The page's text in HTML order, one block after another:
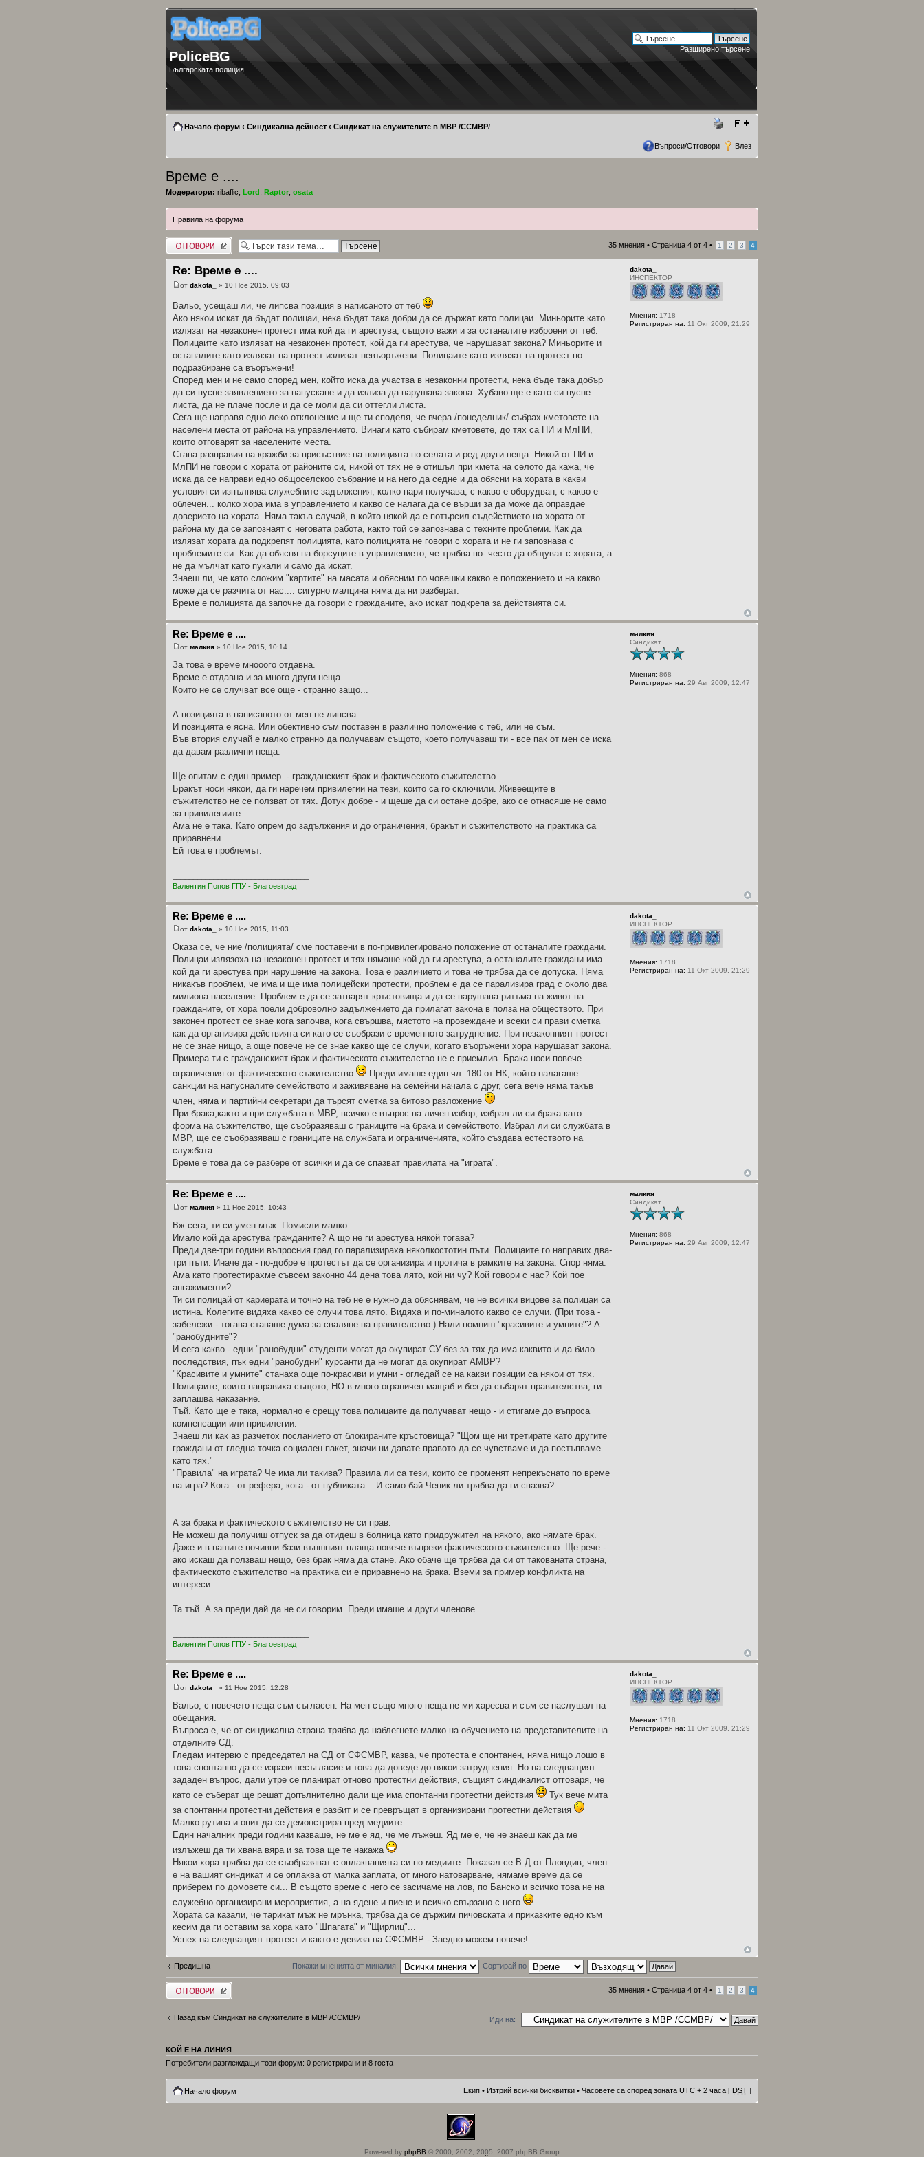
PoliceBG
Българската полиция
Разширено търсене
Начало форум ‹ Синдикална дейност ‹ Синдикат на служителите в МВР /ССМВР/
Въпроси/Отговори Влез
Време е ....
Модератори: ribaflic Lord Raptor osata
Правила на форума
Добави отговор 35 мнения • Страница 4 от 4 • 1 2 3 4
Re: Време е ....
от dakota_ » 10 Ное 2015, 09:03
Вальо, усещаш ли, че липсва позиция в написаното от теб
Ако някои искат да бъдат полицаи, нека бъдат така добри да се държат като полицаи. Миньорите като
излязат на незаконен протест има кой да ги арестува, същото важи и за останалите изброени от теб.
Полицаите като излязат на незаконен протест, кой да ги арестува, че нарушават закона? Миньорите и
останалите като излязат на протест излизат невъоръжени. Полицаите като излязат на протест по
подразбиране са въоръжени!
Според мен и не само според мен, който иска да участва в незаконни протести, нека бъде така добър
да си пусне заявлението за напускане и да излиза да нарушава закона. Хубаво ще е като си пусне
листа, да не плаче после и да се моли да си оттегли листа.
Сега ще направя едно леко отклонение и ще ти споделя, че вчера /понеделник/ събрах кметовете на
населени места от района на управлението. Винаги като събирам кметовете, до тях са ПИ и МлПИ,
които отговарят за населените места.
Стана разправия на кражби за присъствие на полицията по селата и ред други неща. Никой от ПИ и
МлПИ не говори с хората от районите си, никой от тях не е отишъл при кмета на селото да кажа, че
иска да се направи едно общоселскоо събрание и на него да седне и да обясни на хората в какви
условия си изпълнява служебните задължения, колко пари получава, с какво е оборудван, с какво е
облечен... колко хора има в управлението и какво се налага да се върши за да може да оправдае
доверието на хората. Няма такъв случай, в който някой да е потърсил съдействието на хората от
района му да се запознаят с неговата работа, както той се запознава с техните проблеми. Как да
излязат хората да подкрепят полицията, като полицията не говори с хората и не ги запознава с
проблемите си. Как да обясня на борсуците в управлението, че трябва по- често да общуват с хората, а
не да мълчат като пукали и само да искат.
Знаеш ли, че като сложим "картите" на масата и обясним по човешки какво е положението и на какво
може да се разчита от нас.... сигурно малцина няма да ни разберат.
Време е полицията да започне да говори с гражданите, ако искат подкрепа за действията си.
dakota_
ИНСПЕКТОР
Мнения: 1718
Регистриран на: 11 Окт 2009, 21:29
Re: Време е ....
от малкия » 10 Ное 2015, 10:14
За това е време мнооого отдавна.
Време е отдавна и за много други неща.
Които не се случват все още - странно защо...
А позицията в написаното от мен не липсва.
И позицията е ясна. Или обективно съм поставен в различно положение с теб, или не съм.
Във втория случай е малко странно да получавам същото, което получаваш ти - все пак от мен се иска
да давам различни неща.
Ще опитам с един пример. - гражданският брак и фактическото съжителство.
Бракът носи някои, да ги наречем привилегии на тези, които са го сключили. Живеещите в
съжителство не се ползват от тях. Дотук добре - и щеше да си остане добре, ако се отнасяше не само
за привилегиите.
Ама не е така. Като опрем до задължения и до ограничения, бракът и съжителството на практика са
приравнени.
Ей това е проблемът.
Валентин Попов ГПУ - Благоевград
малкия
Синдикат
Мнения: 868
Регистриран на: 29 Авг 2009, 12:47
Re: Време е ....
от dakota_ » 10 Ное 2015, 11:03
Оказа се, че ние /полицията/ сме поставени в по-привилегировано положение от останалите граждани.
Полицаи излязоха на незаконен протест и тях нямаше кой да ги арестува, а останалите граждани има
кой да ги арестува при нарушение на закона. Това е различието и това не трябва да се допуска. Няма
никакъв проблем, че има и ще има полицейски протести, проблем е да се парализира град с около два
милиона население. Проблем е да се затварят кръстовища и да се нарушава ритъма на живот на
гражданите, от хора поели доброволно задължението да прилагат закона в полза на обществото. При
законен протест се знае кога започва, кога свършва, мястото на провеждане и всеки си прави сметка
как да организира действията си като се съобрази с временното затруднение. При незаконният протест
не се знае нищо, а още повече не се знае какво ще се случи, когато въоръжени хора нарушават закона.
Примера ти с гражданският брак и фактическото съжителство не е приемлив. Брака носи повече
ограничения от фактическото съжителство
Преди имаше един чл. 180 от НК, който налагаше
санкции на напусналите семейството и заживяване на семейни начала с друг, сега вече няма такъв
член, няма и партийни секретари да търсят сметка за битово разложение
При брака,както и при службата в МВР, всичко е въпрос на личен избор, избрал ли си брака като
форма на съжителство, ще съобразяваш с границите на брака и семейството. Избрал ли си службата в
МВР, ще се съобразяваш с границите на службата и ограниченията, който създава естеството на
службата.
Време е това да се разбере от всички и да се спазват правилата на "играта".
dakota_
ИНСПЕКТОР
Мнения: 1718
Регистриран на: 11 Окт 2009, 21:29
Re: Време е ....
от малкия » 11 Ное 2015, 10:43
Вж сега, ти си умен мъж. Помисли малко.
Имало кой да арестува гражданите? А що не ги арестува някой тогава?
Преди две-три години въпросния град го парализираха няколкостотин пъти. Полицаите го направих два-
три пъти. Иначе да - по-добре е протестът да се организира и протича в рамките на закона. Спор няма.
Ама като протестирахме съвсем законно 44 дена това лято, кой ни чу? Кой говори с нас? Кой пое
ангажименти?
Ти си полицай от кариерата и точно на теб не е нужно да обяснявам, че не всички вицове за полицаи са
истина. Колегите видяха какво се случи това лято. Видяха и по-миналото какво се случи. (При това -
забележи - тогава ставаше дума за сваляне на правителство.) Нали помниш "красивите и умните"? А
"ранобудните"?
И сега какво - едни "ранобудни" студенти могат да окупират СУ без за тях да има каквито и да било
последствия, пък едни "ранобудни" курсанти да не могат да окупират АМВР?
"Красивите и умните" станаха още по-красиви и умни - огледай се на какви позиции са някои от тях.
Полицаите, които направиха същото, НО в много ограничен мащаб и без да събарят правителства, ги
заплашва наказание.
Тъй. Като ще е така, нормално е срещу това полицаите да получават нещо - и стигаме до въпроса
компенсации или привилегии.
Знаеш ли как аз разчетох посланието от блокираните кръстовища? "Щом ще ни третирате като другите
граждани от гледна точка социален пакет, значи ни давате правото да се чувстваме и да постъпваме
като тях."
"Правила" на играта? Че има ли такива? Правила ли са тези, които се променят непрекъснато по време
на игра? Кога - от рефера, кога - от публиката... И само бай Чепик ли трябва да ги спазва?
А за брака и фактическото съжителство не си прав.
Не можеш да получиш отпуск за да отидеш в болница като придружител на някого, ако нямате брак.
Даже и в нашите почивни бази външният плаща повече въпреки фактическото съжителство. Ще рече -
ако искаш да ползваш нещо, без брак няма да стане. Ако обаче ще трябва да си от такованата страна,
фактическото съжителство на практика си е приравнено на брака. Вземи за пример конфликта на
интереси...
Та тъй. А за преди дай да не си говорим. Преди имаше и други членове...
Валентин Попов ГПУ - Благоевград
малкия
Синдикат
Мнения: 868
Регистриран на: 29 Авг 2009, 12:47
Re: Време е ....
от dakota_ » 11 Ное 2015, 12:28
Вальо, с повечето неща съм съгласен. На мен също много неща не ми харесва и съм се наслушал на
обещания.
Въпроса е, че от синдикална страна трябва да наблегнете малко на обучението на представителите на
отделните СД.
Гледам интервю с председател на СД от СФСМВР, казва, че протеста е спонтанен, няма нищо лошо в
това спонтанно да се изрази несъгласие и това да доведе до някои затруднения. Но на следващият
зададен въпрос, дали утре се планират отново протестни действия, същият синдикалист отговаря, че
като се съберат ще решат допълнително дали ще има спонтанни протестни действия
Тук вече мита
за спонтанни протестни действия е разбит и се превръщат в организирани протестни действия
Малко рутина и опит да се демонстрира пред медиите.
Един началник преди години казваше, не ме е яд, че ме лъжеш. Яд ме е, че не знаеш как да ме
излъжеш да ти хвана вяра и за това ще те накажа
Някои хора трябва да се съобразяват с оплакванията си по медиите. Показал се В.Д от Пловдив, член
е на вашият синдикат и се оплаква от малка заплата, от много натоварване, нямаме време да се
приберем по домовете си... В същото време с него се засичаме на лов, по Банско и всичко това не на
служебно организирани мероприятия, а на ядене и пиене и всичко свързано с него
Хората са казали, че тарикат мъж не мрънка, трябва да се държим пичовската и приказките едно към
кесим да ги оставим за хора като "Шпагата" и "Щирлиц"...
Успех на следващият протест и както е девиза на СФСМВР - Заедно можем повече!
dakota_
ИНСПЕКТОР
Мнения: 1718
Регистриран на: 11 Окт 2009, 21:29
Предишна Покажи мненията от миналия: Сортирай по
Добави отговор 35 мнения • Страница 4 от 4 • 1 2 3 4
Назад към Синдикат на служителите в МВР /ССМВР/ Иди на:
КОЙ Е НА ЛИНИЯ
Потребители разглеждащи този форум: 0 регистрирани и 8 госта
Начало форум Екип • Изтрий всички бисквитки • Часовете са според зоната UTC + 2 часа [ DST ]
Powered by phpBB © 2000, 2002, 2005, 2007 phpBB Group